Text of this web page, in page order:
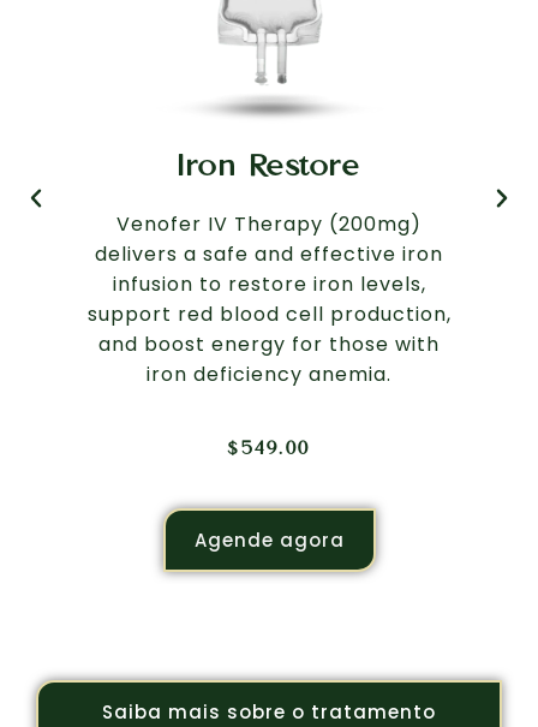
Iron Restore
Venofer IV Therapy (200mg)
delivers a safe and effective iron
infusion to restore iron levels,
support red blood cell production,
and boost energy for those with
iron deficiency anemia.
$549.00
Agende agora
Saiba mais sobre o tratamento